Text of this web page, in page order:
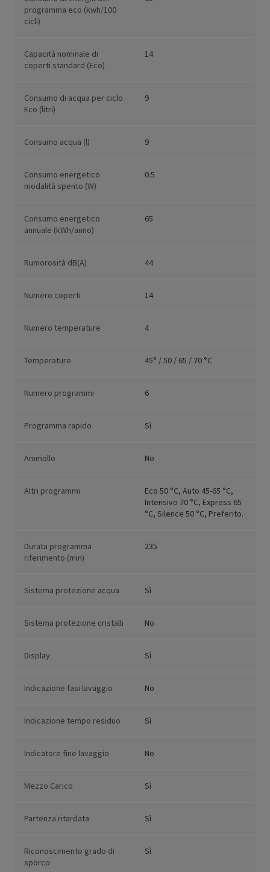
programma eco (kwh/100
cicli)
Capacità nominale di
coperti standard (Eco)
14
Consumo di acqua per ciclo
Eco (litri)
9
Consumo acqua (l) 9
Consumo energetico
modalità spento (W)
0.5
Consumo energetico
annuale (kWh/anno)
65
Rumorosità dB(A) 44
Numero coperti 14
Numero temperature 4
Temperature 45° / 50 / 65 / 70 °C
Numero programmi 6
Programma rapido Sì
Ammollo No
Altri programmi
Eco 50 °C, Auto 45-65 °C,
Intensivo 70 °C, Express 65
°C, Silence 50 °C, Preferito.
Durata programma
riferimento (min)
235
Sistema protezione acqua Sì
Sistema protezione cristalli No
Display Sì
Indicazione fasi lavaggio No
Indicazione tempo residuo Sì
Indicatore fine lavaggio No
Mezzo Carico Sì
Partenza ritardata Sì
Riconoscimento grado di
sporco
Sì